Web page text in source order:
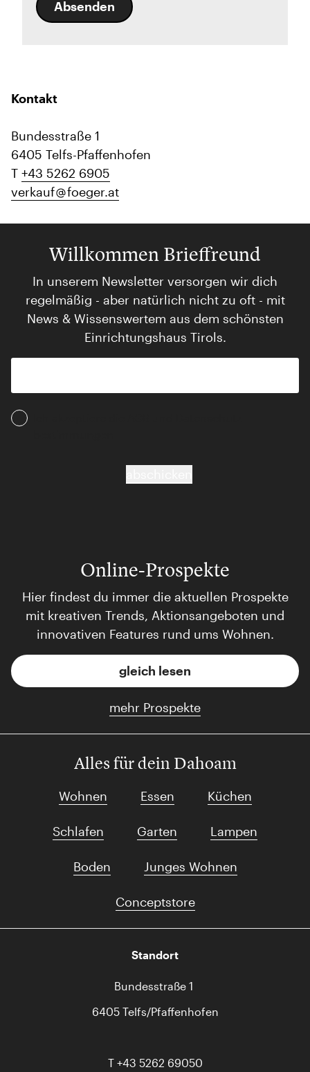
Absenden
Kontakt
Bundesstraße 1
6405 Telfs-Pfaffenhofen
T +43 5262 6905
verkauf
foeger.at
Willkommen Brieffreund
In unserem Newsletter versorgen wir dich
regelmäßig - aber natürlich nicht zu oft - mit
News & Wissenswertem aus dem schönsten
Einrichtungshaus Tirols.
Online-Prospekte
Hier findest du immer die aktuellen Prospekte
mit kreativen Trends, Aktionsangeboten und
innovativen Features rund ums Wohnen.
gleich lesen
mehr Prospekte
Alles für dein Dahoam
Wohnen Essen Küchen
Schlafen Garten Lampen
Boden Junges Wohnen
Conceptstore
Standort
Bundesstraße 1
6405 Telfs/Pfaffenhofen
T +43 5262 69050